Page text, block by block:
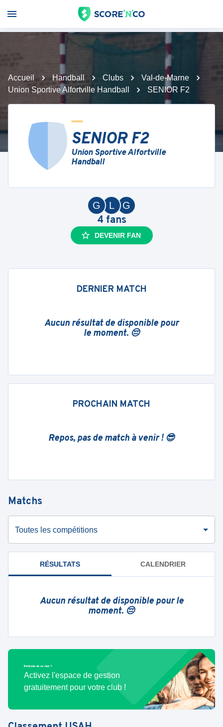
Accueil Handball Clubs
Val-de-Marne
Union Sportive Alfortville Handball
SENIOR F2
SENIOR F2
Union Sportive Alfortville
Handball
G
L
G
4 fans
DEVENIR FAN
DERNIER MATCH
Aucun résultat de disponible pour
le moment. 😔
PROCHAIN MATCH
Repos, pas de match à venir ! 😎
Matchs
Toutes les compétitions
RÉSULTATS CALENDRIER
Aucun résultat de disponible pour le
moment. 😔
Bénévole de ce club ?
Activez l'espace de gestion
gratuitement pour votre club !